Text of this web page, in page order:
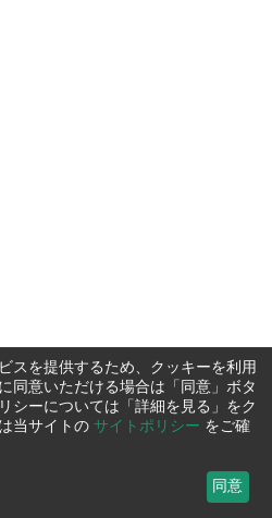
スを提供するため、クッキーを利用
同意いただける場合は「同意」ボタ
シーについては「詳細を見る」をク
当サイトの サイトポリシー をご確
同意